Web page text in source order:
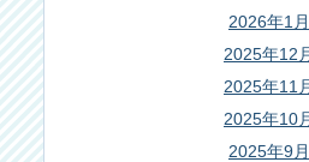
2026年1月
2025年12
2025年11
2025年10
2025年9月